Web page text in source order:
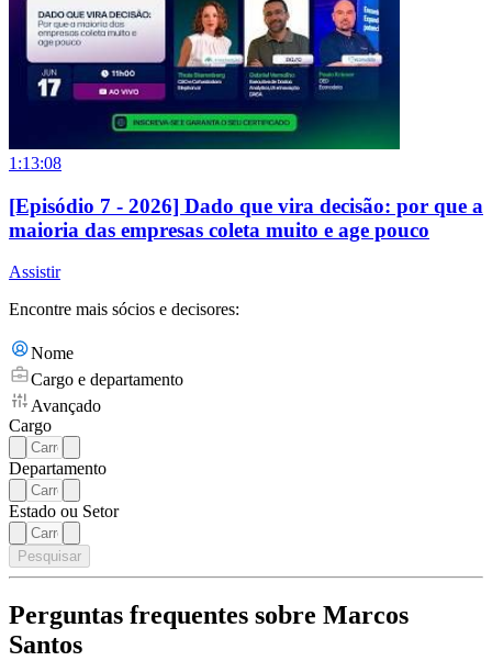
1:13:08
[Episódio 7 - 2026] Dado que vira decisão: por que a
maioria das empresas coleta muito e age pouco
Assistir
Encontre mais sócios e decisores:
Nome
Cargo e departamento
Avançado
Cargo
Departamento
Estado ou Setor
Pesquisar
Perguntas frequentes sobre Marcos
Santos